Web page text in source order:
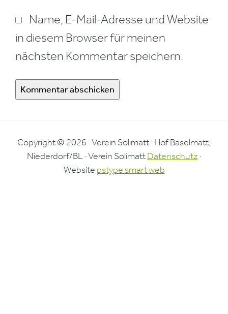
Name, E-Mail-Adresse und Website
in diesem Browser für meinen
nächsten Kommentar speichern.
Copyright © 2026 · Verein Solimatt · Hof Baselmatt,
Niederdorf/BL · Verein SolimattDatenschutz ·
Website pstype smart web